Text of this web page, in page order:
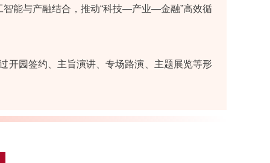
能与产融结合，推动“科技—产业—金融”高效循
开园签约、主旨演讲、专场路演、主题展览等形